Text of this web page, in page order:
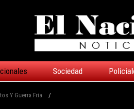
Sociedad
Y Guerra Fria /